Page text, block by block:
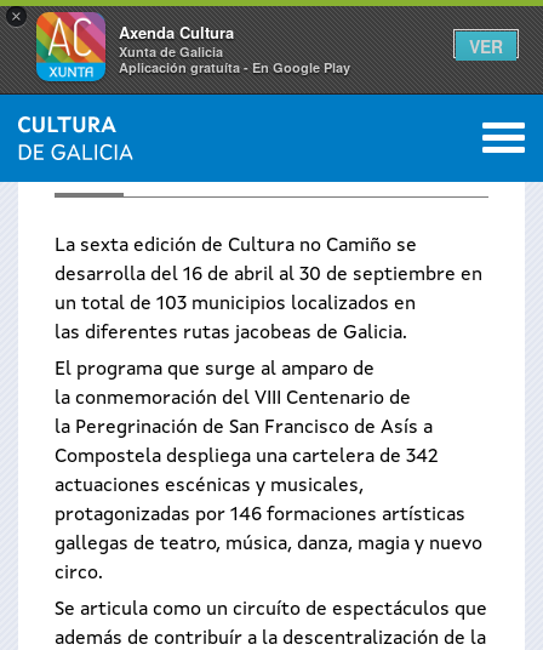
×
Axenda Cultura
Xunta de Galicia
Aplicación gratuíta - En Google Play
VER
CULTURA NO CAMIÑO
La sexta edición de Cultura no Camiño se
desarrolla del 16 de abril al 30 de septiembre en
un total de 103 municipios localizados en
las diferentes rutas jacobeas de Galicia.
El programa que surge al amparo de
la conmemoración del VIII Centenario de
la Peregrinación de San Francisco de Asís a
Compostela despliega una cartelera de 342
actuaciones escénicas y musicales,
protagonizadas por 146 formaciones artísticas
gallegas de teatro, música, danza, magia y nuevo
circo.
Se articula como un circuíto de espectáculos que
además de contribuír a la descentralización de la